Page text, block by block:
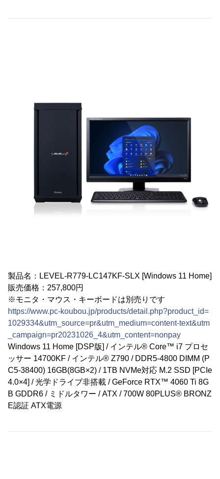
製品名：LEVEL-R779-LC147KF-SLX [Windows 11 Home]
販売価格：257,800円
※モニタ・マウス・キーボードは別売りです
https://www.pc-koubou.jp/products/detail.php?product_id=
1029334&utm_source=pr&utm_medium=content-text&utm
_campaign=pr20231026_4&utm_content=nonpay
Windows 11 Home [DSP版] / インテル® Core™ i7 プロセ
ッサー 14700KF / インテル® Z790 / DDR5-4800 DIMM (P
C5-38400) 16GB(8GB×2) / 1TB NVMe対応 M.2 SSD [PCIe
4.0×4] / 光学ドライブ非搭載 / GeForce RTX™ 4060 Ti 8G
B GDDR6 / ミドルタワー / ATX / 700W 80PLUS® BRONZ
E認証 ATX電源